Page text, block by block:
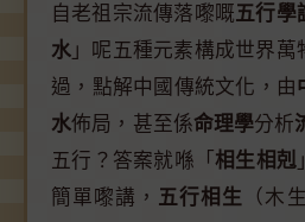
自老祖宗流傳落嚟嘅五行學
水 」呢五種元素構成世界
過，點解中國傳統文化，由
水佈局，甚至係命理學分析
五行？答案就喺「 相生相剋
簡單嚟講， 五行相生 （木